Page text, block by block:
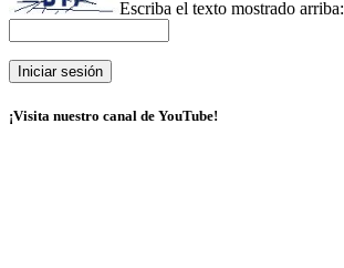
Escriba el texto mostrado arriba:
¡Visita nuestro canal de YouTube!